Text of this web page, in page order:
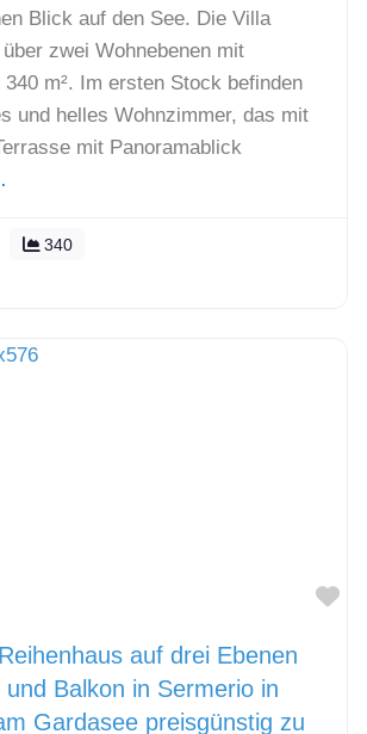
Blick auf den See. Die Villa
zwei Wohnebenen mit
m². Im ersten Stock befinden
und helles Wohnzimmer, das mit
mit Panoramablick
340
auf drei Ebenen
Balkon in Sermerio in
Gardasee preisgünstig zu